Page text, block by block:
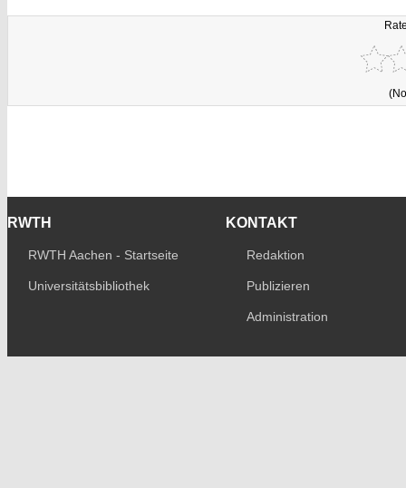
RWTH
RWTH Aachen - Startseite
Universitätsbibliothek
KONTAKT
Redaktion
Publizieren
Administration